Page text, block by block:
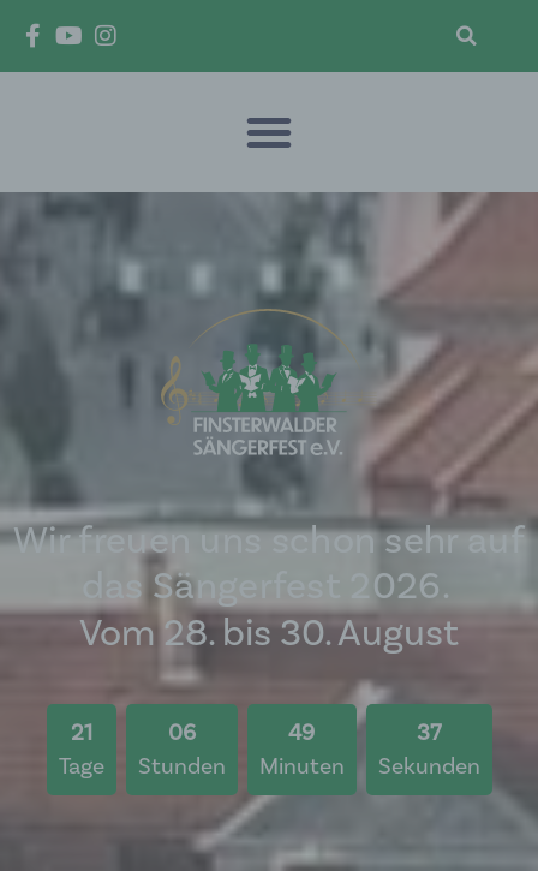
Startseite
Wir freuen uns schon sehr auf
das Sängerfest 2026.
Vom 28. bis 30. August
21
Tage
06
Stunden
49
Minuten
35
Sekunden